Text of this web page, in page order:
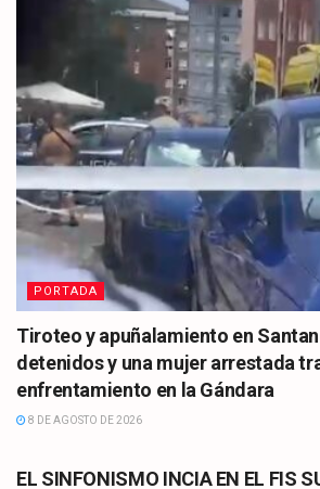
PORTADA
Tiroteo y apuñalamiento en
detenidos y una mujer arrestada
enfrentamiento en la Gándara
8 DE AGOSTO DE 2026
EL SINFONISMO INCIA EN EL FIS